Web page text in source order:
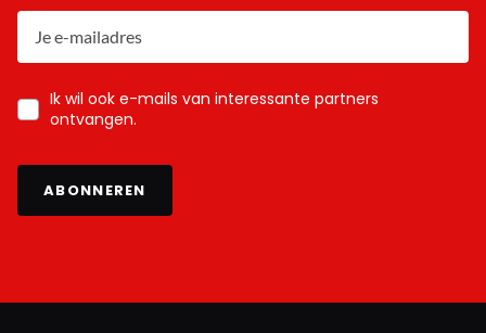
Ik wil ook e-mails van interessante partners
ontvangen.
ABONNEREN